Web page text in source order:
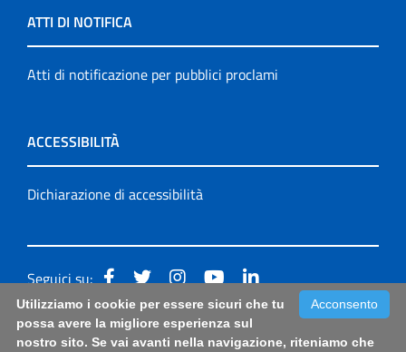
ATTI DI NOTIFICA
Atti di notificazione per pubblici proclami
ACCESSIBILITÀ
Dichiarazione di accessibilità
Seguici su:
Accessibilità: form di segnalazione di prima istanza per
questa pagina|Note Legali | Sitemap
Acconsento
Utilizziamo i cookie per essere sicuri che tu
possa avere la migliore esperienza sul
nostro sito. Se vai avanti nella navigazione, riteniamo che